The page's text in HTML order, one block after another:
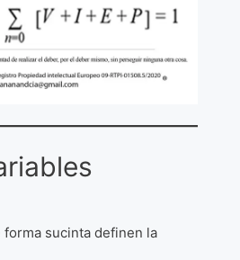
Colombia
Blog
forma sucinta definen la